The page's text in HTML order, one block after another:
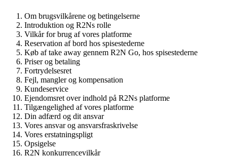
Om brugsvilkårene og betingelserne
Introduktion og R2Ns rolle
Vilkår for brug af vores platforme
Reservation af bord hos spisestederne
Køb af take away gennem R2N Go, hos spisestederne
Priser og betaling
Fortrydelsesret
Fejl, mangler og kompensation
Kundeservice
Ejendomsret over indhold på R2Ns platforme
Tilgængelighed af vores platforme
Din adfærd og dit ansvar
Vores ansvar og ansvarsfraskrivelse
Vores erstatningspligt
Opsigelse
R2N konkurrencevilkår